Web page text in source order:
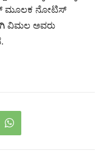
ಮೂಲಕ ನೋಟಿಸ್
ವಿಮಲ ಅವರು